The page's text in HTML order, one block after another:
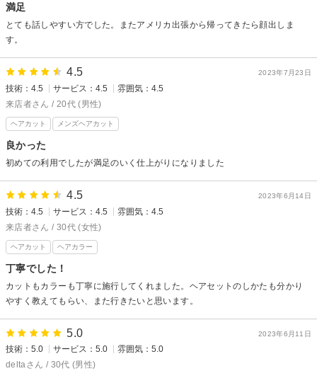
満足
とても話しやすい方でした。またアメリカ出張から帰ってきたら顔出しま
す。
2023年7月23日
4.5
技術：4.5 サービス：4.5
雰囲気：4.5
来店者さん / 20代 (男性)
ヘアカット メンズヘアカット
良かった
初めての利用でしたが満足のいく仕上がりになりました
2023年6月14日
4.5
技術：4.5 サービス：4.5
雰囲気：4.5
来店者さん / 30代 (女性)
ヘアカット ヘアカラー
丁寧でした！
カットもカラーも丁寧に施行してくれました。ヘアセットのしかたも分かり
やすく教えてもらい、また行きたいと思います。
2023年6月11日
5.0
技術：5.0 サービス：5.0
雰囲気：5.0
deltaさん / 30代 (男性)